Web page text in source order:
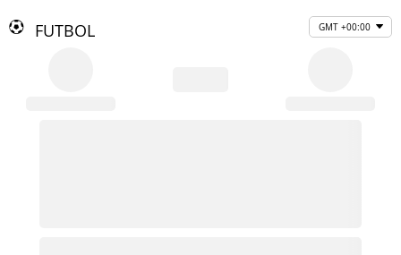
FUTBOL GMT +00:00